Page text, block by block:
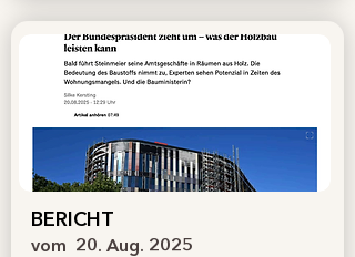
BERICHT
vom 20. Aug. 2025